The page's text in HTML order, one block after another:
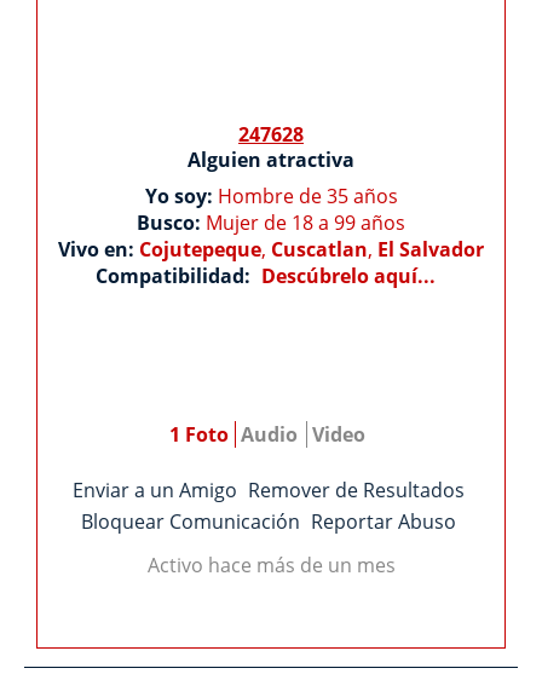
247628
Alguien atractiva
Yo soy: Hombre de 35 años
Busco: Mujer de 18 a 99 años
Vivo en: Cojutepeque, Cuscatlan, El Salvador
Compatibilidad: Descúbrelo aquí...
1 Foto Audio Video
Enviar a un Amigo Remover de Resultados
Bloquear Comunicación Reportar Abuso
Activo hace más de un mes